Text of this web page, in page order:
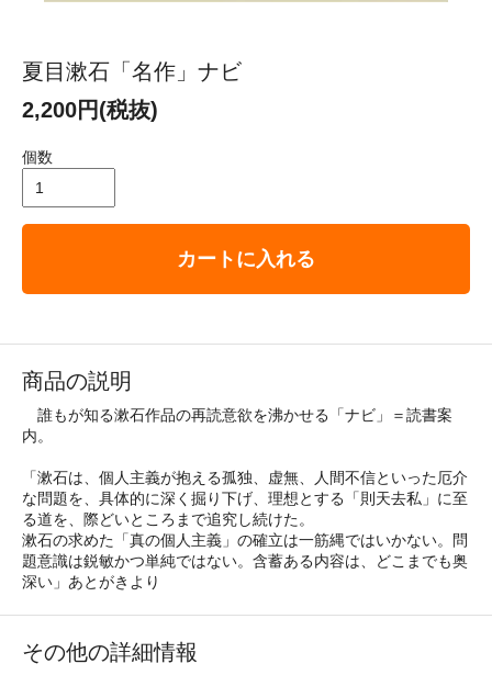
夏目漱石「名作」ナビ
2,200円(税抜)
個数
カートに入れる
商品の説明
誰もが知る漱石作品の再読意欲を沸かせる「ナビ」＝読書案
内。
「漱石は、個人主義が抱える孤独、虚無、人間不信といった厄介
な問題を、具体的に深く掘り下げ、理想とする「則天去私」に至
る道を、際どいところまで追究し続けた。
漱石の求めた「真の個人主義」の確立は一筋縄ではいかない。問
題意識は鋭敏かつ単純ではない。含蓄ある内容は、どこまでも奥
深い」あとがきより
その他の詳細情報